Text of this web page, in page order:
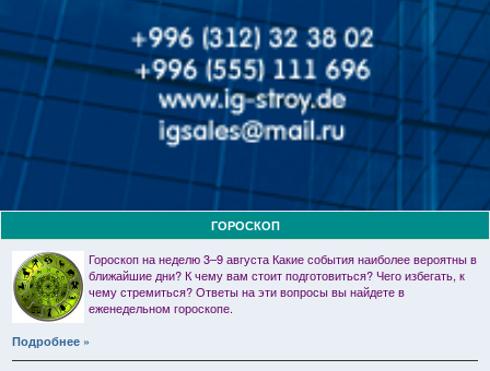
ГОРОСКОП
Гороскоп на неделю 3–9 августа Какие события наиболее вероятны в
ближайшие дни? К чему вам стоит подготовиться? Чего избегать, к
чему стремиться? Ответы на эти вопросы вы найдете в
еженедельном гороскопе.
Подробнее »